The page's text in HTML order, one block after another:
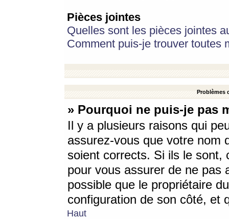
Pièces jointes
Quelles sont les pièces jointes
Comment puis-je trouver toutes
Problèmes
» Pourquoi ne puis-je pas
Il y a plusieurs raisons qui
assurez-vous que votre nom
soient corrects. Si ils le sont,
pour vous assurer de ne pas
possible que le propriétaire
configuration de son côté, et
Haut